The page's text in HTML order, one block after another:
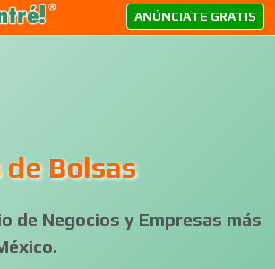
ANÚNCIATE GRATIS
Bolsas
de Negocios y Empresas más